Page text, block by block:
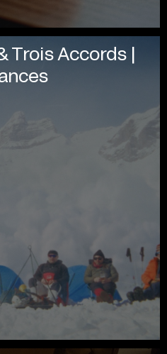
Trois Accords |